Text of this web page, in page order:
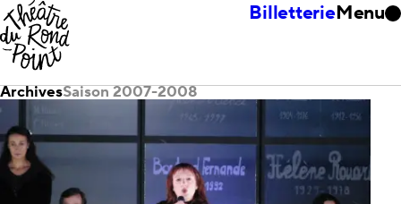
BilletterieMenu
ArchivesSaison 2007-2008